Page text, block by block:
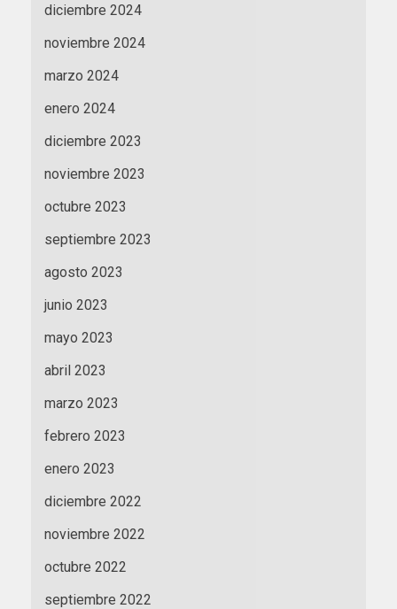
diciembre 2024
noviembre 2024
marzo 2024
enero 2024
diciembre 2023
noviembre 2023
octubre 2023
septiembre 2023
agosto 2023
junio 2023
mayo 2023
abril 2023
marzo 2023
febrero 2023
enero 2023
diciembre 2022
noviembre 2022
octubre 2022
septiembre 2022